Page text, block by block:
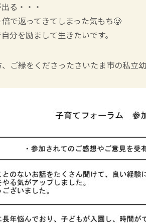
る・・・
で返ってきてしまった気もち🥲
分を励まして生きたいです。
ご縁をくださったさいたま市の私立